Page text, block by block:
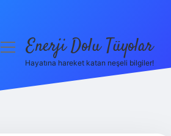
menüyüEnerji Dolu Tüyolar
Hayatına hareket katan neşeli bilgiler!